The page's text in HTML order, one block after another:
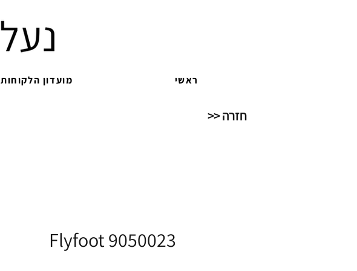
ראשי מועדון הלקוחות
חזרה <<
Flyfoot 9050023